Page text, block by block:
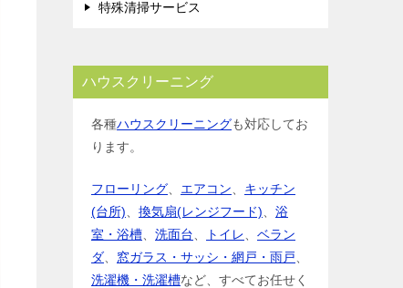
特殊清掃サービス
ハウスクリーニング
各種ハウスクリーニングも対応してお
ります。
フローリング エアコン
キッチン
(台所)
換気扇(レンジフード)
浴
室・浴槽
洗面台 トイレ
ベラン
ダ
窓ガラス・サッシ・網戸・雨戸
洗濯機・洗濯槽など、すべてお任せく